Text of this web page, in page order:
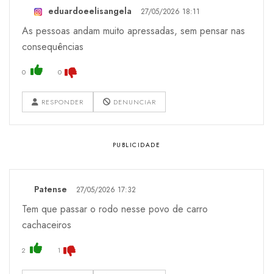
eduardoeelisangela 27/05/2026 18:11
As pessoas andam muito apressadas, sem pensar nas
consequências
0 0
RESPONDER DENUNCIAR
Patense 27/05/2026 17:32
Tem que passar o rodo nesse povo de carro
cachaceiros
2 1